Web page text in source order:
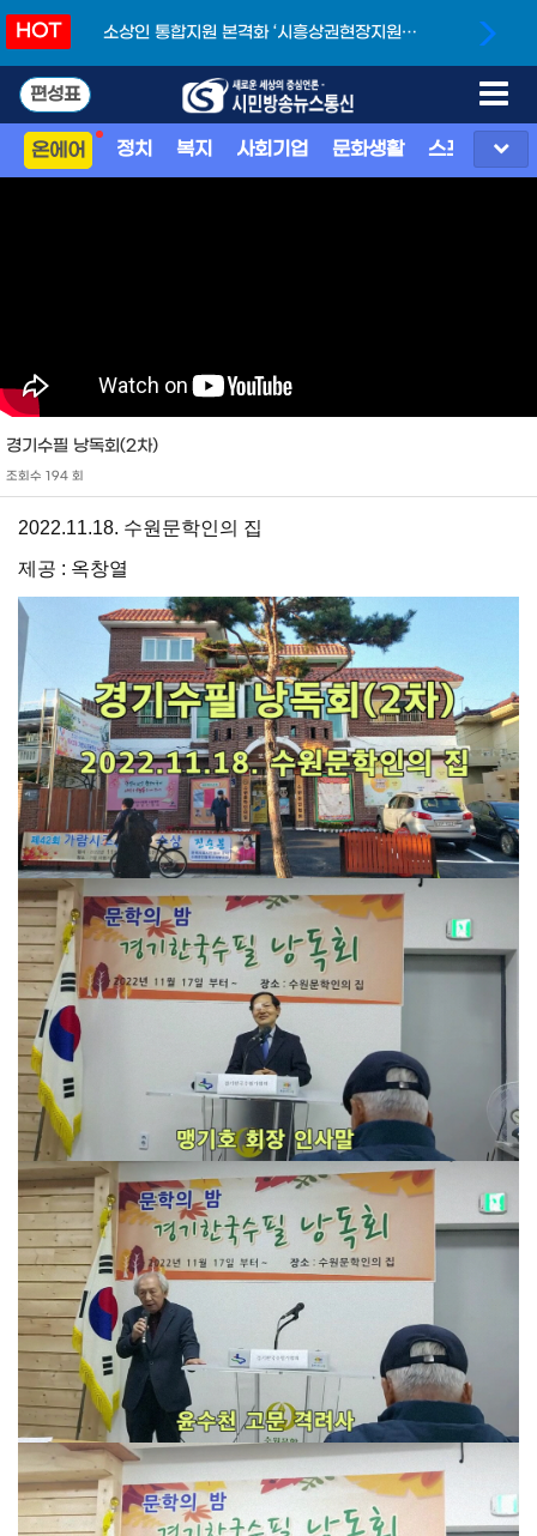
HOT
소상인 통합지원 본격화 ‘시흥상권현장지원단’
편성표
온에어 정치 복지 사회기업 문화생활 스포츠 지
경기수필 낭독회(2차)
조회수 194 회
2022.11.18. 수원문학인의 집
제공 : 옥창열